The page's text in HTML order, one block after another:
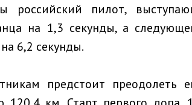
российский пилот,
на 1,3 секунды, а
6,2 секунды.
предстоит преодолеть